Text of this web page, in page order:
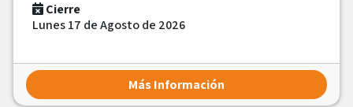
Cierre
Lunes 17 de Agosto de 2026
Más Información